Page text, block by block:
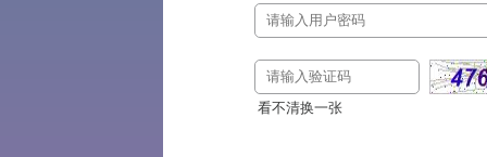
看不清换一张